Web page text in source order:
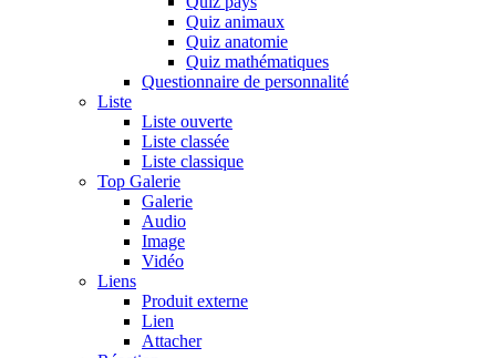
Quiz animaux
Quiz anatomie
Quiz mathématiques
Questionnaire de personnalité
Liste
Liste ouverte
Liste classée
Liste classique
Top Galerie
Galerie
Audio
Image
Vidéo
Liens
Produit externe
Lien
Attacher